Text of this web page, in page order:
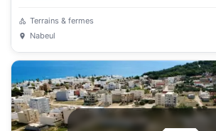
Terrains & fermes
Nabeul